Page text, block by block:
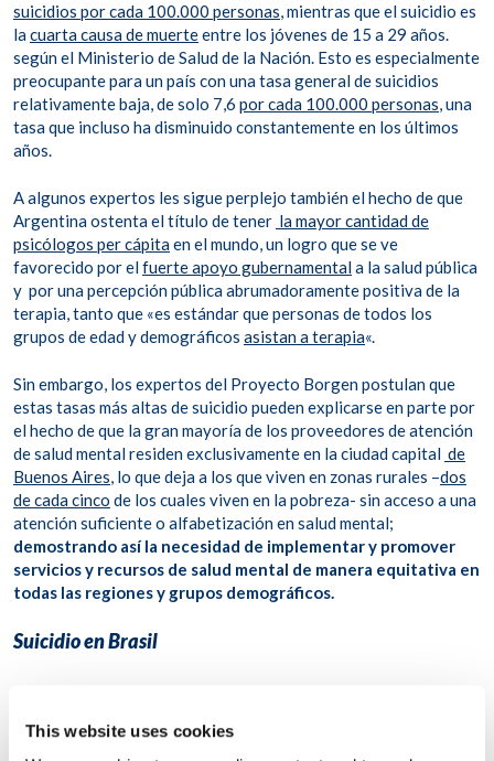
This website uses cookies
suicidios por cada 100.000 personas, mientras que el suicidio es
lacuarta causa de muerteentre los jóvenes de 15 a 29 años.
según el Ministerio de Salud de la Nación. Esto es especialmente
preocupante para un país con una tasa general de suicidios
relativamente baja, de solo 7,6 por cada 100.000 personas, una
tasa que incluso ha disminuido constantemente en los últimos
años.
A algunos expertos les sigue perplejo también el hecho de que
Argentina ostenta el título de tener la mayor cantidad de
psicólogos per cápitaen el mundo, un logro que se ve
favorecido por elfuerte apoyo gubernamentala la salud pública
y por una percepción pública abrumadoramente positiva de la
terapia, tanto que «es estándar que personas de todos los
grupos de edad y demográficos asistan a terapia«.
Sin embargo, los expertos del Proyecto Borgen postulan que
estas tasas más altas de suicidio pueden explicarse en parte por
el hecho de que la gran mayoría de los proveedores de atención
de salud mental residen exclusivamente en la ciudad capital de
Buenos Aires, lo que deja a los que viven en zonas rurales –dos
de cada cinco de los cuales viven en la pobreza- sin acceso a una
atención suficiente o alfabetización en salud mental;
demostrando así la necesidad de implementar y promover
servicios y recursos de salud mental de manera equitativa en
todas las regiones y grupos demográficos.
Suicidio en Brasil
con el objetivo de evaluar y abordar el riesgo de suicidio entre
las poblaciones vulnerables han encontrado que la estabilidad